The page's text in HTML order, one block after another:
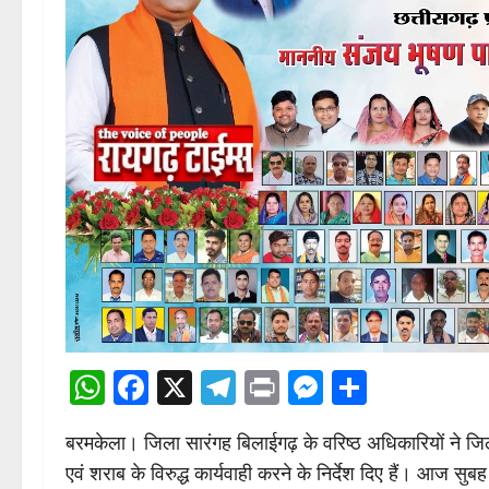
WhatsApp
Facebook
X Telegram
Print Share